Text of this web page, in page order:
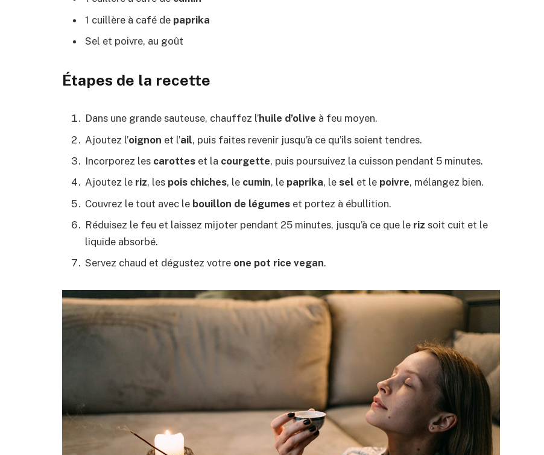
1 cuillère à café de paprika
Sel et poivre, au goût
Étapes de la recette
Dans une grande sauteuse, chauffez l’huile d’olive à feu moyen.
Ajoutez l’oignon et l’ail, puis faites revenir jusqu’à ce qu’ils soient tendres.
Incorporez les carottes et la courgette, puis poursuivez la cuisson pendant 5 minutes.
Ajoutez le riz, les pois chiches, le cumin, le paprika, le sel et le poivre, mélangez bien.
Couvrez le tout avec le bouillon de légumes et portez à ébullition.
Réduisez le feu et laissez mijoter pendant 25 minutes, jusqu’à ce que le riz soit cuit et le
liquide absorbé.
Servez chaud et dégustez votre one pot rice vegan.